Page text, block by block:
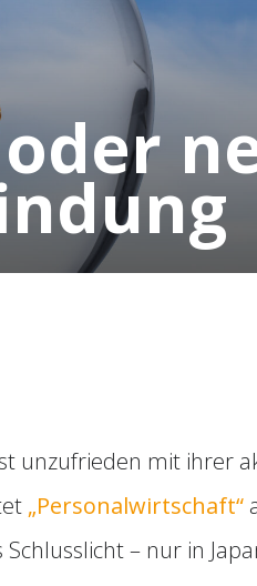
unzufrieden mit ihrer
„Personalwirtschaft“
– nur in